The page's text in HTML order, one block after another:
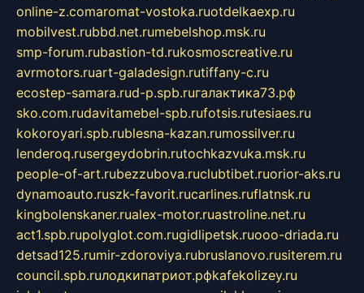
online-z.comaromat-vostoka.ruotdelkaexp.ru
mobilvest.rubbd.net.rumebelshop.msk.ru
smp-forum.rubastion-td.rukosmoscreative.ru
avrmotors.ruart-galadesign.rutiffany-c.ru
ecostep-samara.rud-p.spb.ruгалактика73.рф
sko.com.rudavitamebel-spb.rufotsis.rutesiaes.ru
kokoroyari.spb.rublesna-kazan.rumossilver.ru
lenderoq.rusergeydobrin.rutochkazvuka.msk.ru
people-of-art.rubezzubova.ruclubtibet.ruorior-aks.ru
dynamoauto.ruszk-favorit.rucarlines.ruflatnsk.ru
kingbolenskaner.rualex-motor.ruastroline.net.ru
act1.spb.rupolyglot.com.rugidlipetsk.ruooo-driada.ru
detsad125.rumir-zdoroviya.rubruslanovo.rusiterem.ru
council.spb.ruлодкипатриот.рфkafekolizey.ru